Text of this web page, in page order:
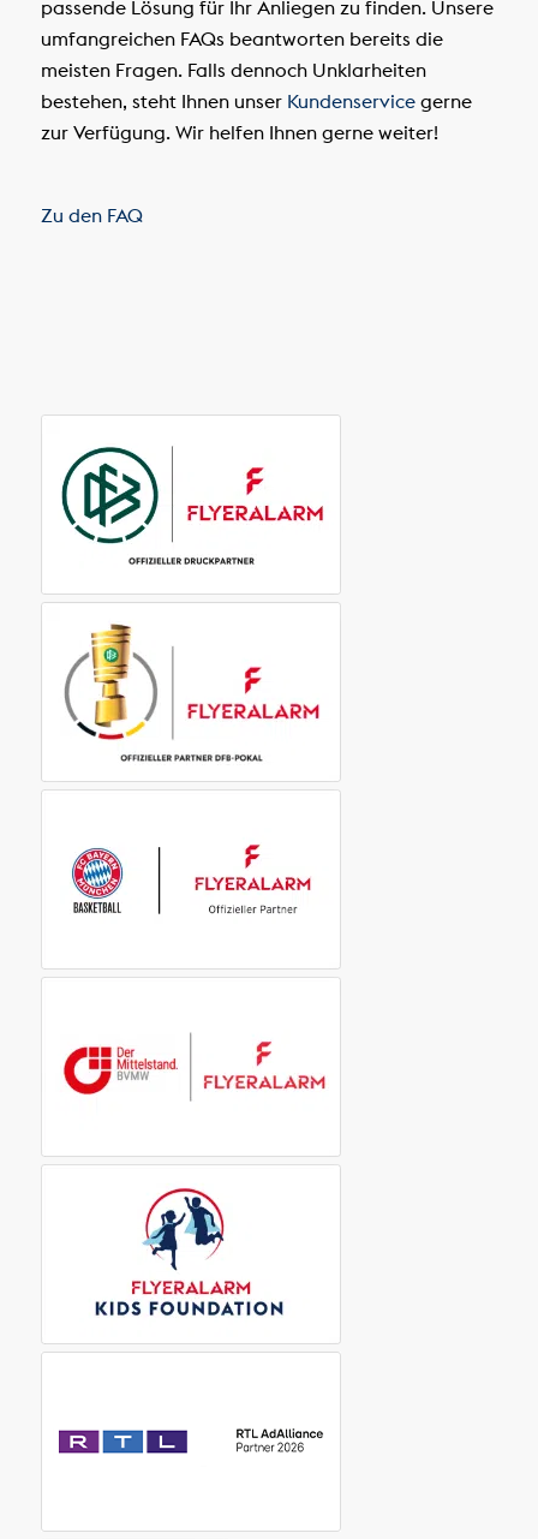
passende Lösung für Ihr Anliegen zu finden. Unsere
umfangreichen FAQs beantworten bereits die
meisten Fragen. Falls dennoch Unklarheiten
bestehen, steht Ihnen unser Kundenservicegerne
zur Verfügung. Wir helfen Ihnen gerne weiter!
Zu den FAQ